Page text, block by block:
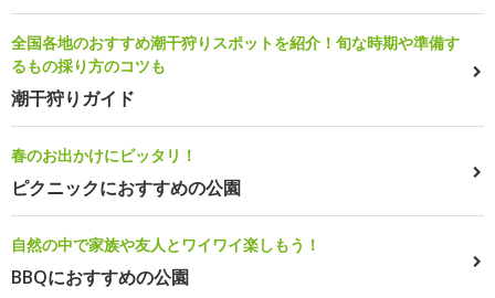
全国各地のおすすめ潮干狩りスポットを紹介！旬な時期や準備す
るもの採り方のコツも
潮干狩りガイド
春のお出かけにピッタリ！
ピクニックにおすすめの公園
自然の中で家族や友人とワイワイ楽しもう！
BBQにおすすめの公園